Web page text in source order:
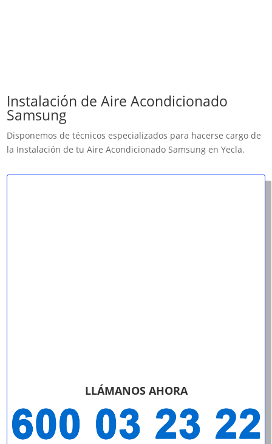
Instalación de Aire Acondicionado
Samsung
Disponemos de técnicos especializados para hacerse cargo de
la Instalación de tu Aire Acondicionado Samsung en Yecla.
LLÁMANOS AHORA